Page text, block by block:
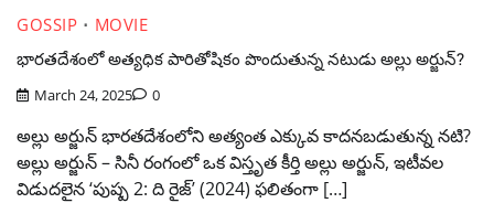
GOSSIP
MOVIE
భారతదేశంలో అత్యధిక పారితోషికం పొందుతున్న నటుడు అల్లు అర్జున్?
March 24, 2025 0
అల్లు అర్జున్ భారతదేశంలోని అత్యంత ఎక్కువ కాదనబడుతున్న నటి?
అల్లు అర్జున్ – సినీ రంగంలో ఒక విస్తృత కీర్తి అల్లు అర్జున్, ఇటీవల
విడుదలైన ‘పుష్ప 2: ది రైజ్’ (2024) ఫలితంగా […]